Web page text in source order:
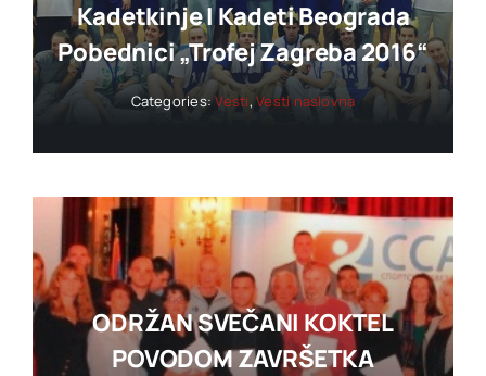
Kadetkinje I Kadeti Beograda
Pobednici „trofej Zagreba 2016“
Categories:Vesti,Vesti naslovna
ODRŽAN SVEČANI KOKTEL
POVODOM ZAVRŠETKA